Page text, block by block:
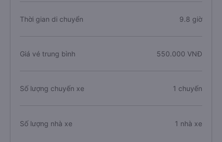
Thời gian di chuyển 9.8 giờ
Giá vé trung bình 550.000 VNĐ
Số lượng chuyến xe 1 chuyến
Số lượng nhà xe 1 nhà xe